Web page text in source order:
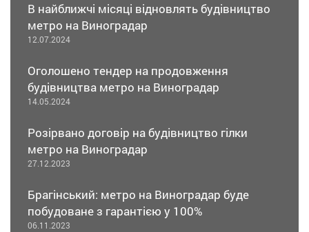
В найближчі місяці відновлять будівництво
метро на Виноградар
12.07.2024
Оголошено тендер на продовження
будівництва метро на Виноградар
14.05.2024
Розірвано договір на будівництво гілки
метро на Виноградар
27.12.2023
Брагінський: метро на Виноградар буде
побудоване з гарантією у 100%
06.11.2023